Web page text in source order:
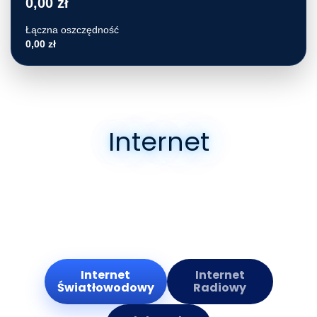
Łączna oszczędność
0,00 zł
Internet
Internet
Światłowodowy
Internet
Radiowy